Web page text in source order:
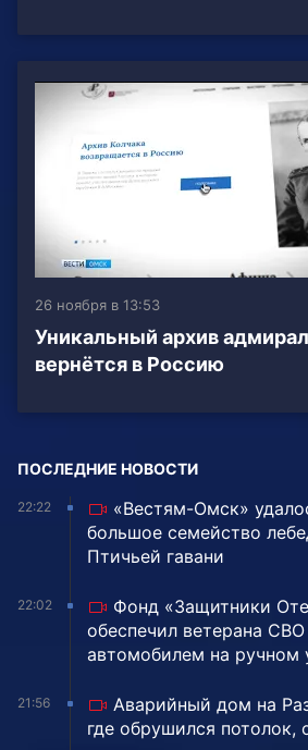
26 ноября в 13:53
Уникальный архив
вернётся в Россию
ПОСЛЕДНИЕ НОВОСТИ
22:22
«Вестям-Омск»
большое семейство
Птичьей гавани
22:02
Фонд «Защитники
обеспечил ветерана
автомобилем на ручном
21:56
Аварийный дом на
где обрушился потолок,